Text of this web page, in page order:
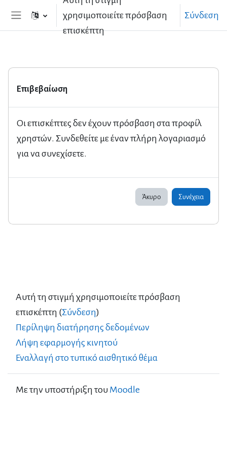
Μετάβαση στο κεντρικό περιεχόμενο
Πλευρικός πίνακας
χρησιμοποιείτε πρόσβαση
επισκέπτη
Σύνδεση
Επιβεβαίωση
Οι επισκέπτες δεν έχουν πρόσβαση στα προφίλ
χρηστών. Συνδεθείτε με έναν πλήρη λογαριασμό
για να συνεχίσετε.
Άκυρο Συνέχεια
Αυτή τη στιγμή χρησιμοποιείτε πρόσβαση
επισκέπτη (Σύνδεση)
Περίληψη διατήρησης δεδομένων
Λήψη εφαρμογής κινητού
Εναλλαγή στο τυπικό αισθητικό θέμα
Με την υποστήριξη του Moodle